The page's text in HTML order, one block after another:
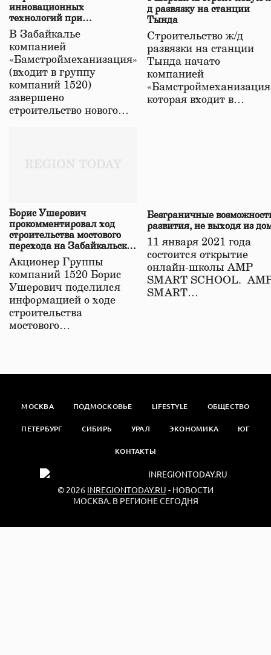
инновационных
технологий при
строительстве нового моста
в Забайкалье
В Забайкалье
компанией
«Бамстроймеханизация»
(входит в группу
компаний 1520)
завершено
строительство нового…
д развязку на станции
Тында
Строительство ж/д
развязки на станции
Тында начато
компанией
которая входит в…
Борис Ушерович
прокомментировал ход
строительства мостового
перехода на Забайкальской
железной дороге
Акционер Группы
компаний 1520 Борис
Ушерович поделился
информацией о ходе
строительства
мостового…
Безграничные
развития, не выходя из
11 января 2021 года
состоится открытие
онлайн-школы АМР
SMART SCHOOL.
SMART…
МОСКВА ПОДМОСКОВЬЕ LIFESTYLE ОБЩЕСТВО
ПЕТЕРБУРГ СИБИРЬ УРАЛ ЭКОНОМИКА ЮГ
КОНТАКТЫ
© 2026 INREGIONTODAY.RU - НОВОСТИ
МОСКВА. В РЕГИОНЕ СЕГОДНЯ